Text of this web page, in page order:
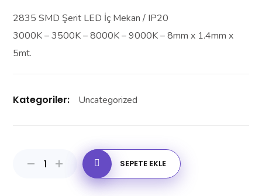
2835 SMD Şerit LED İç Mekan / IP20
3000K – 3500K – 8000K – 9000K – 8mm x 1.4mm x
5mt.
Kategoriler: Uncategorized
SEPETE EKLE